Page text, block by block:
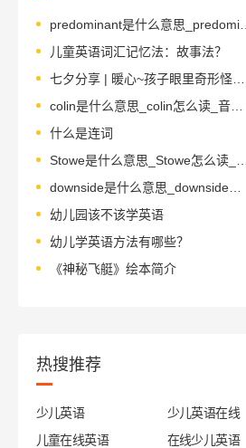
predominant是什么意思_predominant怎么读_音标prɪˈdɒmɪnənt
儿童英语词汇记忆法：故事法？
七夕分享 | 暖心~孩子眼里奇形怪状的爱
colin是什么意思_colin怎么读_音标'kɔlin
什么是连词
downside是什么意思_downside怎么读_音标ˈdaʊnsaɪd
幼儿园该不该学英语
幼儿学英语方法有哪些？
《神秘飞艇》绘本简介
热搜推荐
少儿英语
少儿英语在线
儿童在线英语
在线少儿英语